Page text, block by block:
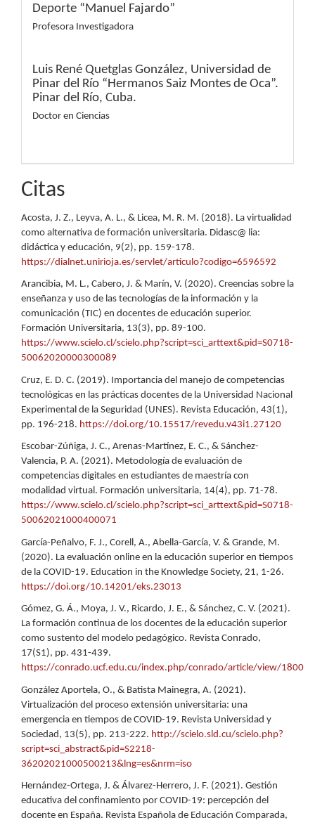
Deporte “Manuel Fajardo”
Profesora Investigadora
Luis René Quetglas González, Universidad de
Pinar del Río “Hermanos Saiz Montes de Oca”.
Pinar del Río, Cuba.
Doctor en Ciencias
Citas
Acosta, J. Z., Leyva, A. L., & Licea, M. R. M. (2018). La virtualidad
como alternativa de formación universitaria. Didasc@ lia:
didáctica y educación, 9(2), pp. 159-178.
https://dialnet.unirioja.es/servlet/articulo?codigo=6596592
Arancibia, M. L., Cabero, J. & Marín, V. (2020). Creencias sobre la
enseñanza y uso de las tecnologías de la información y la
comunicación (TIC) en docentes de educación superior.
Formación Universitaria, 13(3), pp. 89-100.
https://www.scielo.cl/scielo.php?script=sci_arttext&pid=S0718-
50062020000300089
Cruz, E. D. C. (2019). Importancia del manejo de competencias
tecnológicas en las prácticas docentes de la Universidad Nacional
Experimental de la Seguridad (UNES). Revista Educación, 43(1),
pp. 196-218. https://doi.org/10.15517/revedu.v43i1.27120
Escobar-Zúñiga, J. C., Arenas-Martínez, E. C., & Sánchez-
Valencia, P. A. (2021). Metodología de evaluación de
competencias digitales en estudiantes de maestría con
modalidad virtual. Formación universitaria, 14(4), pp. 71-78.
https://www.scielo.cl/scielo.php?script=sci_arttext&pid=S0718-
50062021000400071
García-Peñalvo, F. J., Corell, A., Abella-García, V. & Grande, M.
(2020). La evaluación online en la educación superior en tiempos
de la COVID-19. Education in the Knowledge Society, 21, 1-26.
https://doi.org/10.14201/eks.23013
Gómez, G. Á., Moya, J. V., Ricardo, J. E., & Sánchez, C. V. (2021).
La formación continua de los docentes de la educación superior
como sustento del modelo pedagógico. Revista Conrado,
17(S1), pp. 431-439.
https://conrado.ucf.edu.cu/index.php/conrado/article/view/1800
González Aportela, O., & Batista Mainegra, A. (2021).
Virtualización del proceso extensión universitaria: una
emergencia en tiempos de COVID-19. Revista Universidad y
Sociedad, 13(5), pp. 213-222. http://scielo.sld.cu/scielo.php?
script=sci_abstract&pid=S2218-
36202021000500213&lng=es&nrm=iso
Hernández-Ortega, J. & Álvarez-Herrero, J. F. (2021). Gestión
educativa del confinamiento por COVID-19: percepción del
docente en España. Revista Española de Educación Comparada,